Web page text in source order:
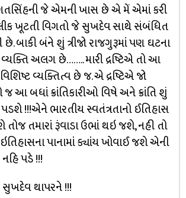
જે એમની ખાસ છે એ મેં એમાં કરી
ખૂટતી વિગતો જે સુખદેવ સાથે સંબંધિત
બાકી બંને શું ત્રીજો રાજગુરૂમાં પણ ઘટના
અલગ છે…….. મારી દ્રષ્ટિએ તો આ
વ્યક્તિત્વ છે જ. એ દ્રષ્ટિએ જો
આ બધાં ક્રાંતિકારીઓ વિષે અને ક્રાંતિ શું
!!!એને ભારતીય સ્વતંત્રતાનો ઈતિહાસ
તમારાં રૂંવાડા ઉભાં થઇ જશે, નહી તો
પાનામાં ક્યાંય ખોવાઈ જશે એની
પડે !!!
થાપરને !!!